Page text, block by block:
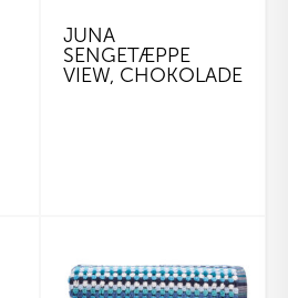
JUNA
SENGETÆPPE
VIEW, CHOKOLADE